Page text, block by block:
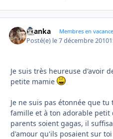
branka Membres en vacance
Posté(e) le 7 décembre 2010
Je suis très heureuse d'avoir
petite mamie
Je ne suis pas étonnée que
famille et à ton adorable petit
parents soient gagas, il
d'amour qu'ils posaient sur